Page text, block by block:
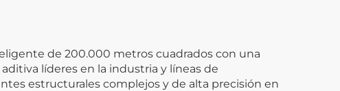
de 200.000 metros cuadrados con una
líderes en la industria y líneas de
estructurales complejos y de alta precisión en